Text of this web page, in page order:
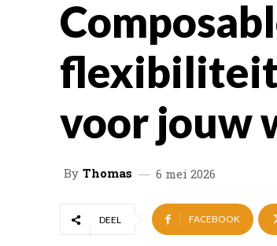
flexibiliteit
voor jouw
By Thomas 6 mei 2026
DEEL FACEBOOK